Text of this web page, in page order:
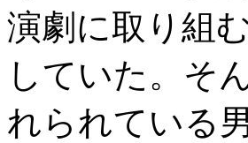
演劇に取り組
していた。そ
れられている